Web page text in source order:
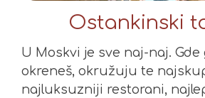
Ostankinski
U Moskvi je sve naj-naj. Gde
okreneš, okružuju te
najluksuzniji restorani,